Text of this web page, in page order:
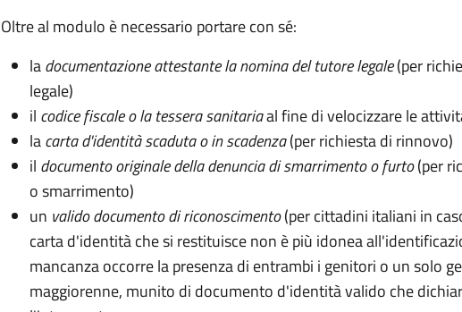
Oltre al modulo è necessario portare con sé:
ladocumentazioneattestante la nomina del tutore legale(per
legale)
il codice fiscale o la tessera sanitariaal fine di velocizzare le
lacarta d'identità scaduta o in scadenza(per richiesta di rinnovo)
il documento originale della denuncia di smarrimento o furto(per
o smarrimento)
un valido documento di riconoscimento(per cittadini italiani in
carta d'identità che si restituisce non è più idonea
mancanza occorre la presenza di entrambi i genitori o un solo
maggiorenne, munito di documento d'identità valido che